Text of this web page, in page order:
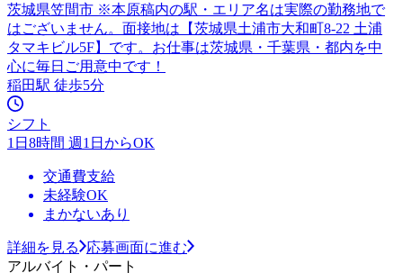
茨城県笠間市 ※本原稿内の駅・エリア名は実際の勤務地で
はございません。面接地は【茨城県土浦市大和町8-22 土浦
タマキビル5F】です。お仕事は茨城県・千葉県・都内を中
心に毎日ご用意中です！
稲田駅 徒歩5分
シフト
1日8時間 週1日からOK
交通費支給
未経験OK
まかないあり
詳細を見る
応募画面に進む
アルバイト・パート